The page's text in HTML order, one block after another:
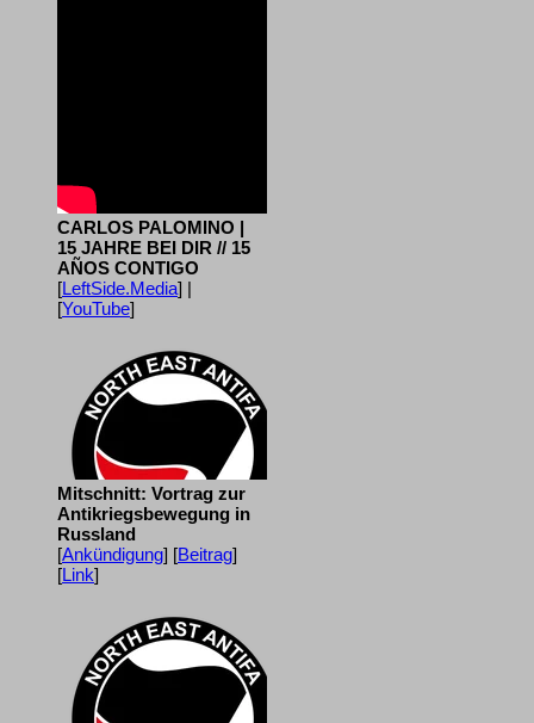
CARLOS PALOMINO |
15 JAHRE BEI DIR // 15
AÑOS CONTIGO
[LeftSide.Media] |
[YouTube]
Mitschnitt: Vortrag zur
Antikriegsbewegung in
Russland
[Ankündigung] [Beitrag]
[Link]